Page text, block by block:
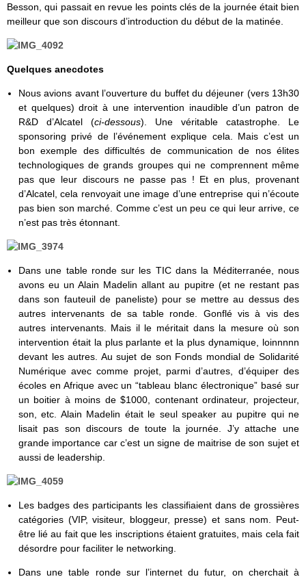
Besson, qui passait en revue les points clés de la journée était bien
meilleur que son discours d’introduction du début de la matinée.
Quelques anecdotes
Nous avions avant l’ouverture du buffet du déjeuner (vers 13h30
et quelques) droit à une intervention inaudible d’un patron de
R&D d’Alcatel (ci-dessous). Une véritable catastrophe. Le
sponsoring privé de l’événement explique cela. Mais c’est un
bon exemple des difficultés de communication de nos élites
technologiques de grands groupes qui ne comprennent même
pas que leur discours ne passe pas ! Et en plus, provenant
d’Alcatel, cela renvoyait une image d’une entreprise qui n’écoute
pas bien son marché. Comme c’est un peu ce qui leur arrive, ce
n’est pas très étonnant.
Dans une table ronde sur les TIC dans la Méditerranée, nous
avons eu un Alain Madelin allant au pupitre (et ne restant pas
dans son fauteuil de paneliste) pour se mettre au dessus des
autres intervenants de sa table ronde. Gonflé vis à vis des
autres intervenants. Mais il le méritait dans la mesure où son
intervention était la plus parlante et la plus dynamique, loinnnnn
devant les autres. Au sujet de son Fonds mondial de Solidarité
Numérique avec comme projet, parmi d’autres, d’équiper des
écoles en Afrique avec un “tableau blanc électronique” basé sur
un boitier à moins de $1000, contenant ordinateur, projecteur,
son, etc. Alain Madelin était le seul speaker au pupitre qui ne
lisait pas son discours de toute la journée. J’y attache une
grande importance car c’est un signe de maitrise de son sujet et
aussi de leadership.
Les badges des participants les classifiaient dans de grossières
catégories (VIP, visiteur, bloggeur, presse) et sans nom. Peut-
être lié au fait que les inscriptions étaient gratuites, mais cela fait
désordre pour faciliter le networking.
Dans une table ronde sur l’internet du futur, on cherchait à